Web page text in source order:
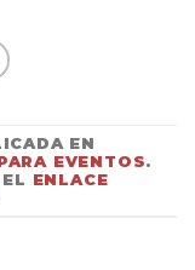
EN
EVENTOS.
ENLACE